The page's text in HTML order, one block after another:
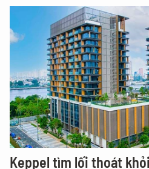
Keppel tìm lối thoát